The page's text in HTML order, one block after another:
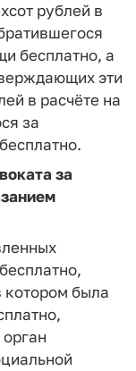
рублей в
бесплатно, а
эти
в расчёте на
за
за
котором была